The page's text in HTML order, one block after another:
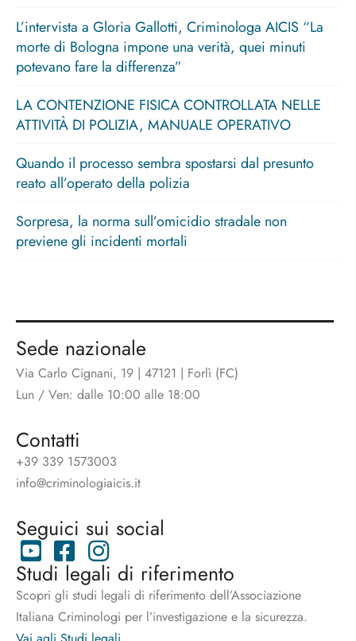
L’intervista a Gloria Gallotti, Criminologa AICIS “La
morte di Bologna impone una verità, quei minuti
potevano fare la differenza”
LA CONTENZIONE FISICA CONTROLLATA NELLE
ATTIVITÀ DI POLIZIA, MANUALE OPERATIVO
Quando il processo sembra spostarsi dal presunto
reato all’operato della polizia
Sorpresa, la norma sull’omicidio stradale non
previene gli incidenti mortali
Sede nazionale
Via Carlo Cignani, 19 | 47121 | Forlì (FC)
Lun / Ven: dalle 10:00 alle 18:00
Contatti
+39 339 1573003
info@criminologiaicis.it
Seguici sui social
Studi legali di riferimento
Scopri gli studi legali di riferimento dell’Associazione
Italiana Criminologi per l’investigazione e la sicurezza.